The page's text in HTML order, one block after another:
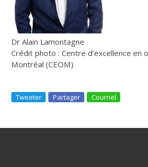
Dr Alain Lamontagne
Crédit photo : Centre d’excellence en
Montréal (CEOM)
Tweeter Partager Courriel